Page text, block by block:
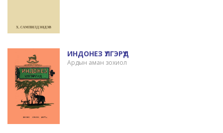
ИНДОНЕЗ ҮЛГЭРҮҮД
Ардын аман зохиол